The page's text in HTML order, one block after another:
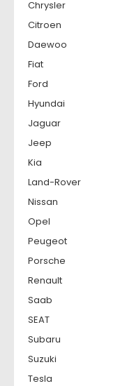
Chrysler
Citroen
Daewoo
Fiat
Ford
Hyundai
Jaguar
Jeep
Kia
Land-Rover
Nissan
Opel
Peugeot
Porsche
Renault
Saab
SEAT
Subaru
Suzuki
Tesla